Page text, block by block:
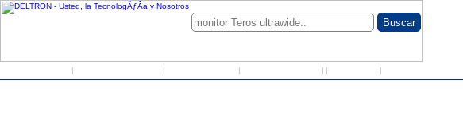
| | | | | |